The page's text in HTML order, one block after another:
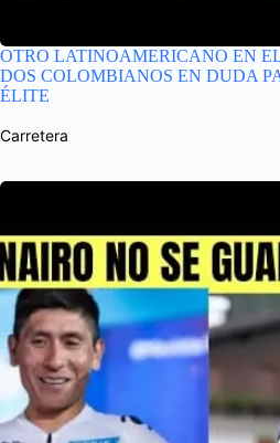
OTRO LATINOAMERICANO EN
DOS COLOMBIANOS EN DUDA
ÉLITE
Carretera